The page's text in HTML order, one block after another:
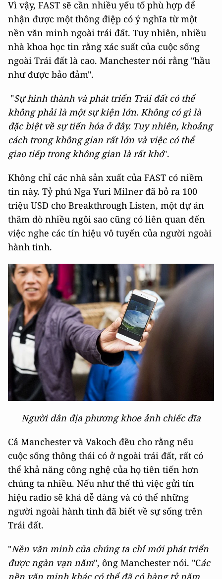
Vì vậy, FAST sẽ cần nhiều yếu tố phù hợp để
nhận được một thông điệp có ý nghĩa từ một
nền văn minh ngoài trái đất. Tuy nhiên, nhiều
nhà khoa học tin rằng xác suất của cuộc sống
ngoài Trái đất là cao. Manchester nói rằng "hầu
như được bảo đảm".
"Sự hình thành và phát triển Trái đất có thể
không phải là một sự kiện lớn. Không có gì là
đặc biệt về sự tiến hóa ở đây. Tuy nhiên, khoảng
cách trong không gian rất lớn và việc có thể
giao tiếp trong không gian là rất khó".
Không chỉ các nhà sản xuất của FAST có niềm
tin này. Tỷ phú Nga Yuri Milner đã bỏ ra 100
triệu USD cho Breakthrough Listen, một dự án
thăm dò nhiều ngôi sao cũng có liên quan đến
việc nghe các tín hiệu vô tuyến của người ngoài
hành tinh.
Người dân địa phương khoe ảnh chiếc đĩa
Cả Manchester và Vakoch đều cho rằng nếu
cuộc sống thông thái có ở ngoài trái đất, rất có
thể khả năng công nghệ của họ tiên tiến hơn
chúng ta nhiều. Nếu như thế thì việc gửi tín
hiệu radio sẽ khá dễ dàng và có thể những
người ngoài hành tinh đã biết về sự sống trên
Trái đất.
"Nền văn minh của chúng ta chỉ mới phát triển
được ngàn vạn năm", ông Manchester nói. "Các